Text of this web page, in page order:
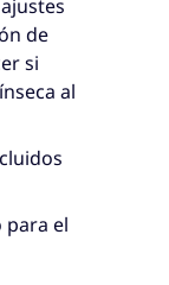
de
si
al
para el